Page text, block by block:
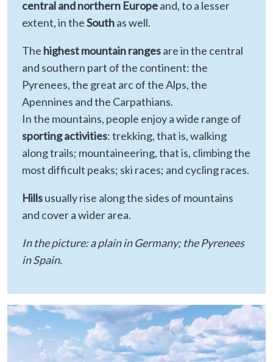
central and northern Europeand, to a lesser
extent, in theSouthas well.
The highest mountain rangesare in the central
and southern part of the continent: the
Pyrenees, the great arc of the Alps, the
Apennines and the Carpathians.
In the mountains, people enjoy a wide range of
sporting activities: trekking, that is, walking
along trails; mountaineering, that is, climbing the
most difficult peaks; ski races; and cycling races.
Hillsusually rise along the sides of mountains
and cover a wider area.
In the picture: a plain in Germany; the Pyrenees
in Spain.